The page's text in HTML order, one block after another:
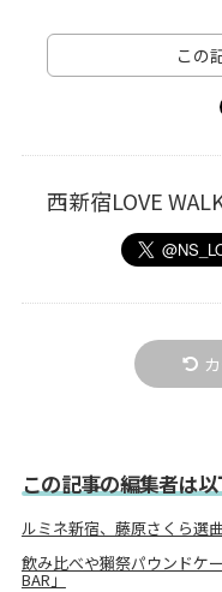
この
西新宿LOVE
この記事の編集者は
ルミネ新宿、藤原さくら選
飲み比べや獺祭パウンドケ
BAR」